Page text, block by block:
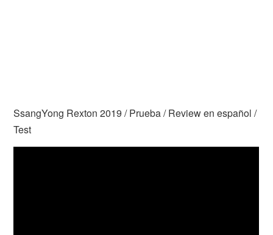
SsangYong Rexton 2019 / Prueba / Review en español /
Test